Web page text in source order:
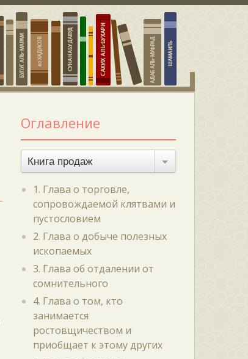
Оглавление
Книга продаж
1. Глава о торговле,
сопровождаемой клятвами и
пустословием
2. Глава о добыче полезных
ископаемых
3. Глава об отдалении от
сомнительного
4. Глава о том, кто
занимается
ростовщичеством и
приобщает к этому других